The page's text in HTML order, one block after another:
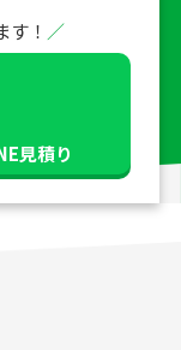
！
見積り